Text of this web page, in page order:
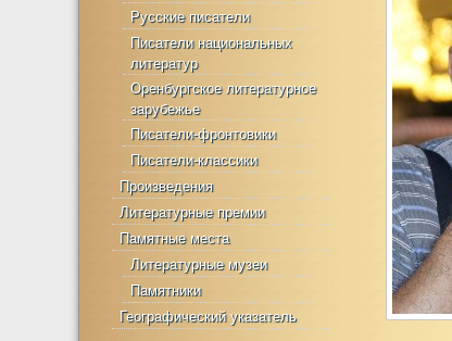
Русские писатели
Писатели национальных
литератур
Оренбургское литературное
зарубежье
Писатели-фронтовики
Писатели-классики
Произведения
Литературные премии
Памятные места
Литературные музеи
Памятники
Географический указатель